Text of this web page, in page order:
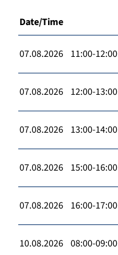
Date/Time
07.08.2026 11:00-12:00
07.08.2026 12:00-13:00
07.08.2026 13:00-14:00
07.08.2026 15:00-16:00
07.08.2026 16:00-17:00
10.08.2026 08:00-09:00